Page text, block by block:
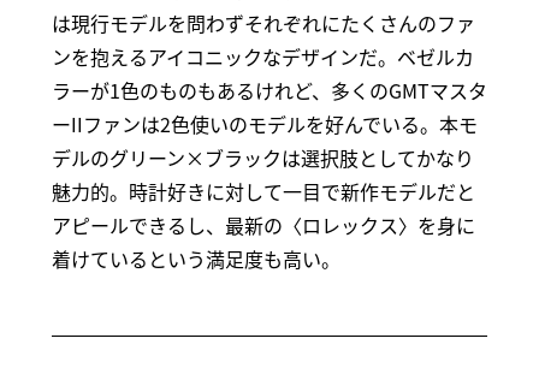
は現行モデルを問わずそれぞれにたくさんのファ
ンを抱えるアイコニックなデザインだ。ベゼルカ
ラーが1色のものもあるけれど、多くのGMTマスタ
ーIIファンは2色使いのモデルを好んでいる。本モ
デルのグリーン×ブラックは選択肢としてかなり
魅力的。時計好きに対して一目で新作モデルだと
アピールできるし、最新の〈ロレックス〉を身に
着けているという満足度も高い。